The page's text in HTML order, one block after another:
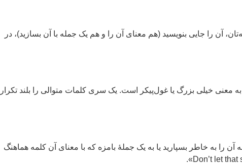
ذهن و حافظه‌تان، آن را جایی بنویسید (هم معنای آن را و هم یک جمله با آن بسازید)، در
به معنی خیلی بزرگ یا غول‌پیکر است. یک سری کلمات متوالی را بلند تکرار
را به خاطر بسپارید یا به یک جملۀ بامزه که با معنای آن کلمه هماهنگ